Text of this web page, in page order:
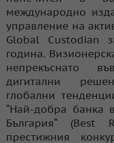
международно
управление на
Global Custodian
година.
непрекъснато
дигитални
глобални
“Най-добра банка
България“ (Best
престижния